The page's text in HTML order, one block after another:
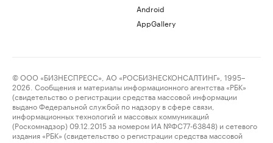
Android
AppGallery
© ООО «БИЗНЕСПРЕСС», АО «РОСБИЗНЕСКОНСАЛТИНГ», 1995–
2026. Сообщения и материалы информационного агентства «РБК»
(свидетельство о регистрации средства массовой информации
выдано Федеральной службой по надзору в сфере связи,
информационных технологий и массовых коммуникаций
(Роскомнадзор) 09.12.2015 за номером ИА №ФС77-63848) и сетевого
издания «РБК» (свидетельство о регистрации средства массовой